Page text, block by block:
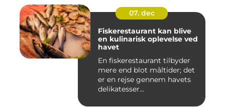
07. dec
Fiskerestaurant kan blive
en kulinarisk oplevelse ved
havet
En fiskerestaurant tilbyder
mere end blot måltider; det
er en rejse gennem havets
delikatesser...